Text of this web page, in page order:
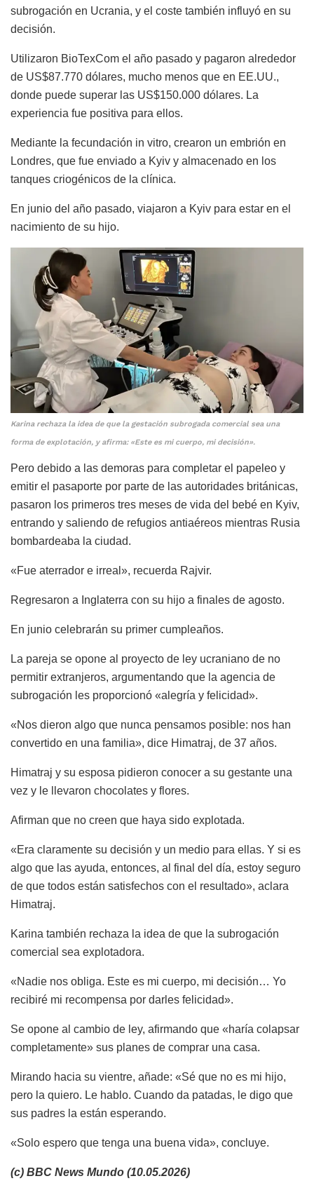
subrogación en Ucrania, y el coste también influyó en su
decisión.
Utilizaron BioTexCom el año pasado y pagaron alrededor
de US$87.770 dólares, mucho menos que en EE.UU.,
donde puede superar las US$150.000 dólares. La
experiencia fue positiva para ellos.
Mediante la fecundación in vitro, crearon un embrión en
Londres, que fue enviado a Kyiv y almacenado en los
tanques criogénicos de la clínica.
En junio del año pasado, viajaron a Kyiv para estar en el
nacimiento de su hijo.
Karina rechaza la idea de que la gestación subrogada comercial sea una
forma de explotación, y afirma: «Este es mi cuerpo, mi decisión».
Pero debido a las demoras para completar el papeleo y
emitir el pasaporte por parte de las autoridades británicas,
pasaron los primeros tres meses de vida del bebé en Kyiv,
entrando y saliendo de refugios antiaéreos mientras Rusia
bombardeaba la ciudad.
«Fue aterrador e irreal», recuerda Rajvir.
Regresaron a Inglaterra con su hijo a finales de agosto.
En junio celebrarán su primer cumpleaños.
La pareja se opone al proyecto de ley ucraniano de no
permitir extranjeros, argumentando que la agencia de
subrogación les proporcionó «alegría y felicidad».
«Nos dieron algo que nunca pensamos posible: nos han
convertido en una familia», dice Himatraj, de 37 años.
Himatraj y su esposa pidieron conocer a su gestante una
vez y le llevaron chocolates y flores.
Afirman que no creen que haya sido explotada.
«Era claramente su decisión y un medio para ellas. Y si es
algo que las ayuda, entonces, al final del día, estoy seguro
de que todos están satisfechos con el resultado», aclara
Himatraj.
Karina también rechaza la idea de que la subrogación
comercial sea explotadora.
«Nadie nos obliga. Este es mi cuerpo, mi decisión… Yo
recibiré mi recompensa por darles felicidad».
Se opone al cambio de ley, afirmando que «haría colapsar
completamente» sus planes de comprar una casa.
Mirando hacia su vientre, añade: «Sé que no es mi hijo,
pero la quiero. Le hablo. Cuando da patadas, le digo que
sus padres la están esperando.
«Solo espero que tenga una buena vida», concluye.
(c) BBC News Mundo (10.05.2026)